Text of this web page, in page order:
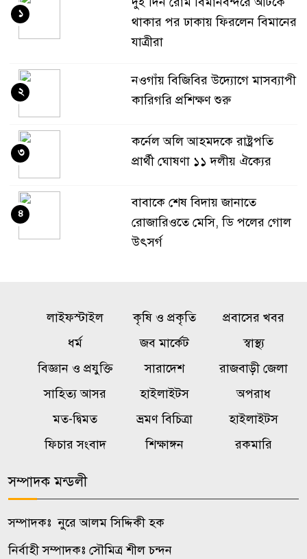
থাকার পর ঢাকায় ফিরলেন বিমানের
যাত্রীরা
১
নওগাঁয় বিজিবির উদ্যোগে মাসব্যাপী
কারিগরি প্রশিক্ষণ শুরু
২
কর্নেল অলি আহমদকে রাষ্ট্রপতি
প্রার্থী ঘোষণা ১১ দলীয় ঐক্যের
৩
বাবাকে শেষ বিদায় জানাতে
রোজারিওতে মেসি, ডি পলের গোল
উৎসর্গ
৪
মৌলভীবাজার সীমান্তে বিএসএফের
গুলিতে বাংলাদেশি যুবক নিহত
বগুড়ায় দাঁড়িয়ে থাকা ট্রাকে অপর
ট্রাকের ধাক্কা, নিহত ৩
৮
রাষ্ট্রপতি নির্বাচনে বিএনপির দুই
মনোনয়নপত্র সংগ্রহ
লাইফস্টাইল কৃষি ও প্রকৃতি
প্রবাসের খবর
ধর্ম
জব মার্কেট
স্বাস্থ্য
বিজ্ঞান ও প্রযুক্তি
সারাদেশ
রাজবাড়ী জেলা
সাহিত্য আসর
হাইলাইটস
অপরাধ
মত-দ্বিমত
ভ্রমণ বিচিত্রা
হাইলাইটস
ফিচার সংবাদ
শিক্ষাঙ্গন রকমারি
সম্পাদক মন্ডলী
সম্পাদকঃ নুরে আলম সিদ্দিকী হক
নির্বাহী সম্পাদকঃ সৌমিত্র শীল চন্দন